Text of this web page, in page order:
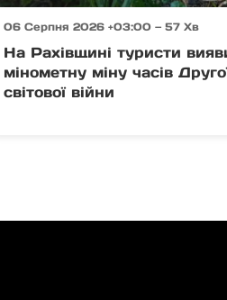
06 Серпня 2026 +03:00 — 57 Хв
На Рахівщині туристи
мінометну міну часів
світової війни